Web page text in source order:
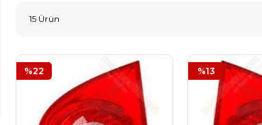
15 Ürün
%22 %13